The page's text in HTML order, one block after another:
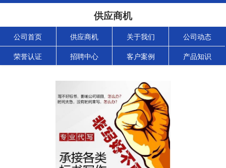
供应商机
公司首页 供应商机 关于我们 公司动态
荣誉认证 招聘中心 客户案例 产品知识